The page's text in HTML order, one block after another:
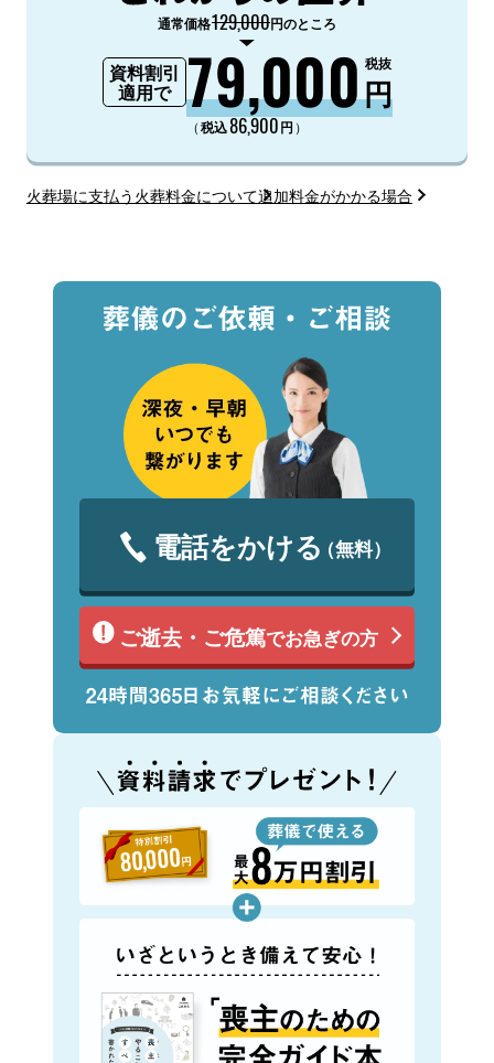
通常価格129,000円のところ
資料割引
適用で
79,000円
税抜
（税込86,900円 ）
火葬場に支払う火葬料金について追加料金がかかる場合
電話をかける（無料）
ご逝去・ご危篤でお急ぎの方